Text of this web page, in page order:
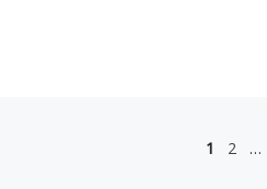
Navegación de
1 2 …